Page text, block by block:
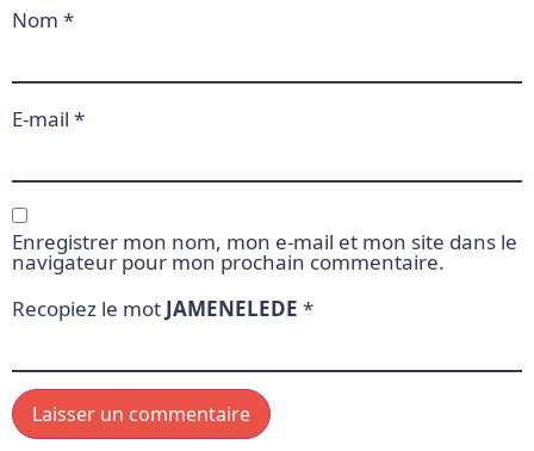
Nom *
E-mail *
Enregistrer mon nom, mon e-mail et mon site dans le
navigateur pour mon prochain commentaire.
Recopiez le mot JAMENELEDE *